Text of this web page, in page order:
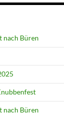
nach Büren
nach Büren